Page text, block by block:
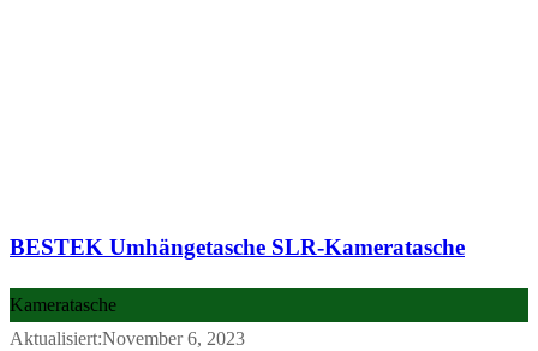
BESTEK Umhängetasche SLR-Kameratasche
Kameratasche
Aktualisiert:November 6, 2023